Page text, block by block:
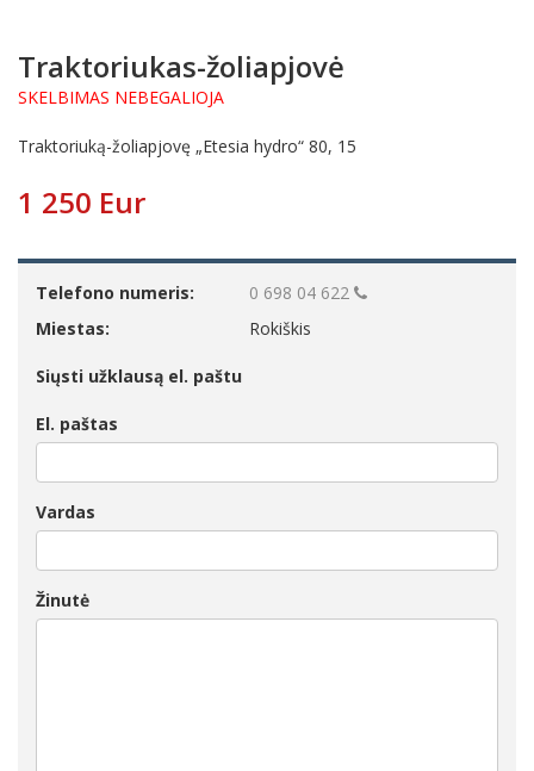
Traktoriukas-žoliapjovė
SKELBIMAS NEBEGALIOJA
Traktoriuką-žoliapjovę „Etesia hydro“ 80, 15
1 250 Eur
Telefono numeris:
0 698 04 622
Miestas:
Rokiškis
Siųsti užklausą el. paštu
El. paštas
Vardas
Žinutė